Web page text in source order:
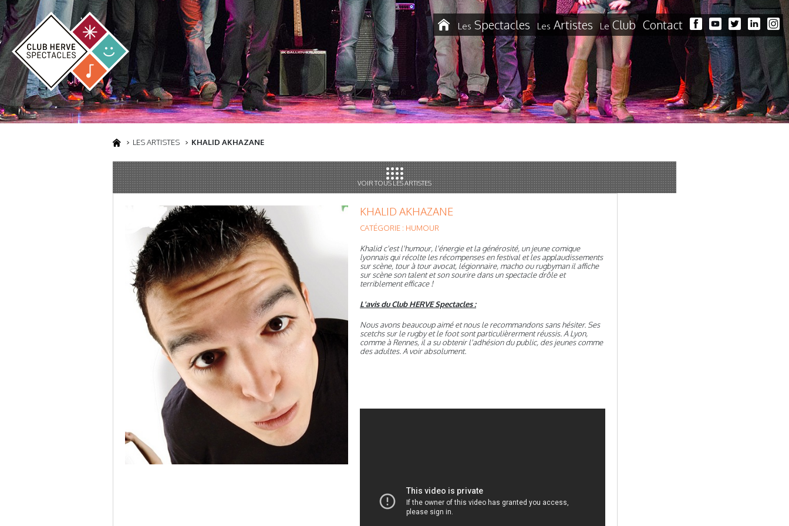
Les Spectacles Les Artistes LeClub Contact
LES ARTISTES KHALID AKHAZANE
VOIR TOUS LES ARTISTES
KHALID AKHAZANE
CATÉGORIE : HUMOUR
Khalid c'est l'humour, l'énergie et la générosité, un jeune comique
lyonnais qui récolte les récompenses en festival et les applaudissements
sur scène, tour à tour avocat, légionnaire, macho ou rugbyman il affiche
sur scène son talent et son sourire dans un spectacle drôle et
terriblement efficace !
L'avis du Club HERVE Spectacles :
Nous avons beaucoup aimé et nous le recommandons sans hésiter. Ses
scetchs sur le rugby et le foot sont particulièrerment réussis. A Lyon,
comme à Rennes, il a su obtenir l'adhésion du public, des jeunes comme
des adultes. A voir absolument.